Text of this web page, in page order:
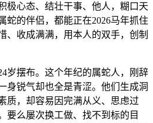
心态、结壮干事、他人，糊口天
蛇的伴侣，都能正在2026马年抓住
、收成满满，用本人的双手，创制
摆布。这个年纪的属蛇人，刚辞
身锐气却也全是青涩。他们生成洞
质，却容易因完满从义、思虑过
要么屡次换工做、找不到标的目